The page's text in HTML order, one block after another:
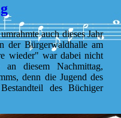
auch dieses Jahr
der Bürgerwaldhalle am
wieder" war dabei nicht
diesem Nachmittag,
denn die Jugend des
des Büchiger